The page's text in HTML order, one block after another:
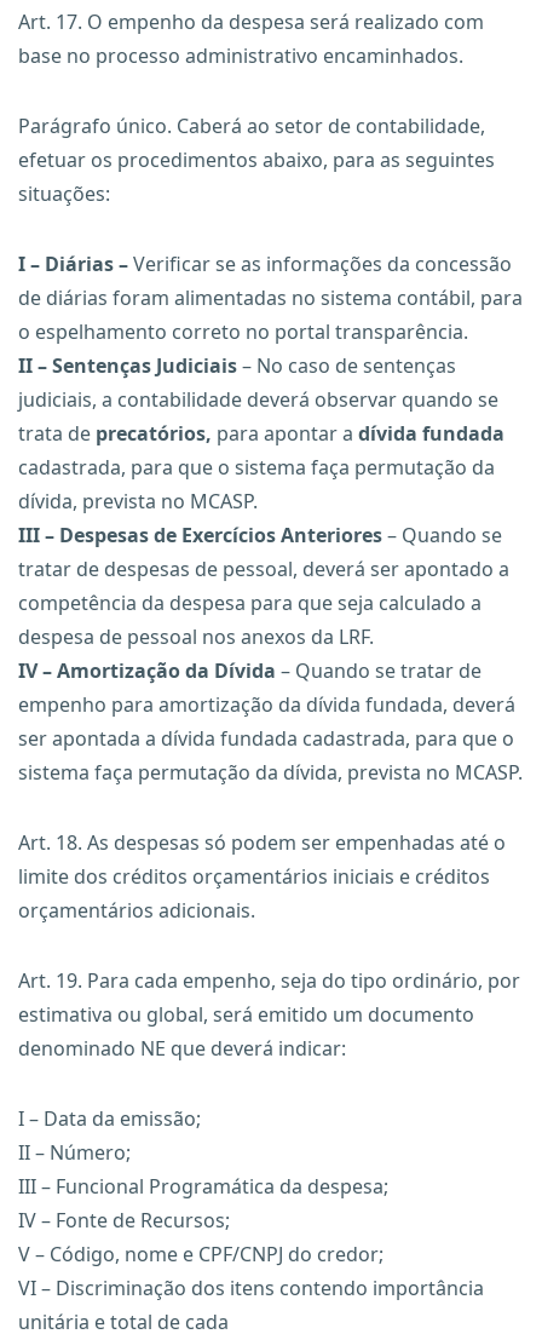
Art. 17. O empenho da despesa será realizado com
base no processo administrativo encaminhados.
Parágrafo único. Caberá ao setor de contabilidade,
efetuar os procedimentos abaixo, para as seguintes
situações:
I – Diárias–Verificar se as informações da concessão
de diárias foram alimentadas no sistema contábil, para
o espelhamento correto no portal transparência.
II – Sentenças Judiciais– No caso de sentenças
judiciais, a contabilidade deverá observar quando se
trata de precatórios, para apontar a dívida fundada
cadastrada, para que o sistema faça permutação da
dívida, prevista no MCASP.
III – Despesas de Exercícios Anteriores– Quando se
tratar de despesas de pessoal, deverá ser apontado a
competência da despesa para que seja calculado a
despesa de pessoal nos anexos da LRF.
IV – Amortização da Dívida – Quando se tratar de
empenho para amortização da dívida fundada, deverá
ser apontada a dívida fundada cadastrada, para que o
sistema faça permutação da dívida, prevista no MCASP.
Art. 18. As despesas só podem ser empenhadas até o
limite dos créditos orçamentários iniciais e créditos
orçamentários adicionais.
Art. 19. Para cada empenho, seja do tipo ordinário, por
estimativa ou global, será emitido um documento
denominado NE que deverá indicar:
I – Data da emissão;
II – Número;
III – Funcional Programática da despesa;
IV – Fonte de Recursos;
V – Código, nome e CPF/CNPJ do credor;
VI – Discriminação dos itens contendo importância
unitária e total de cada